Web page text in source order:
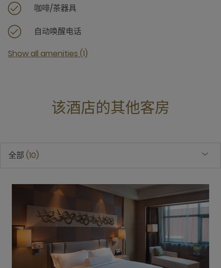
咖啡/茶器具
自动唤醒电话
Show all amenities (1)
该酒店的其他客房
全部 10